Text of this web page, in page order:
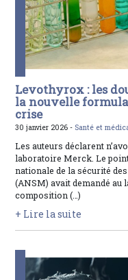
Levothyrox : les
la nouvelle
crise
30 janvier 2026 - Santé et
Les auteurs déclarent
laboratoire Merck. Le point
nationale de la sécurité
(ANSM) avait demandé
composition (…)
+ Lire la suite